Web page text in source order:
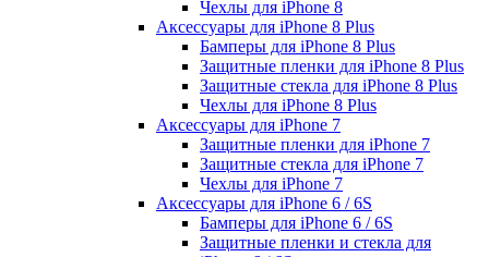
Чехлы для iPhone 8
Аксессуары для iPhone 8 Plus
Бамперы для iPhone 8 Plus
Защитные пленки для iPhone 8 Plus
Защитные стекла для iPhone 8 Plus
Чехлы для iPhone 8 Plus
Аксессуары для iPhone 7
Защитные пленки для iPhone 7
Защитные стекла для iPhone 7
Чехлы для iPhone 7
Аксессуары для iPhone 6 / 6S
Бамперы для iPhone 6 / 6S
Защитные пленки и стекла для